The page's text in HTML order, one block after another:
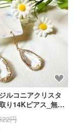
ルコニアクリスタ
り14Kピアス_無料
円